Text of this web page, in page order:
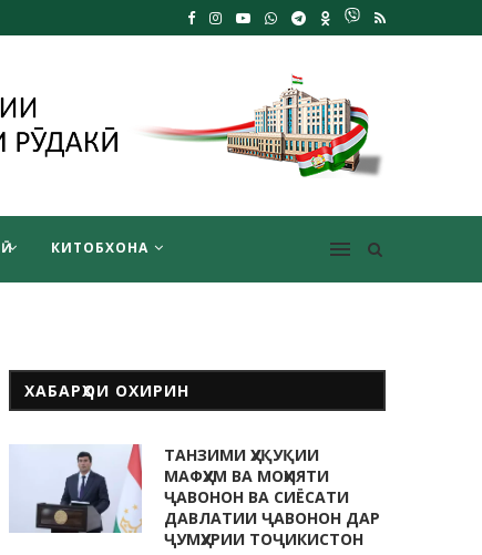
КИТОБХОНА
ХАБАРҲОИ ОХИРИН
ТАНЗИМИ ҲУҚУҚИИ
МАФҲУМ ВА МОҲИЯТИ
ҶАВОНОН ВА СИЁСАТИ
ДАВЛАТИИ ҶАВОНОН ДАР
ҶУМҲУРИИ ТОҶИКИСТОН